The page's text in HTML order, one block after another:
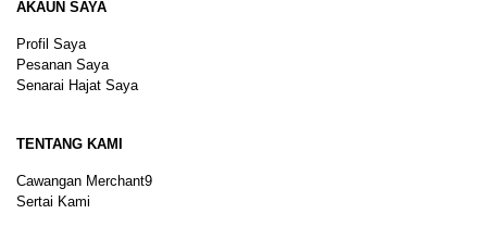
AKAUN SAYA
Profil Saya
Pesanan Saya
Senarai Hajat Saya
TENTANG KAMI
Cawangan Merchant9
Sertai Kami